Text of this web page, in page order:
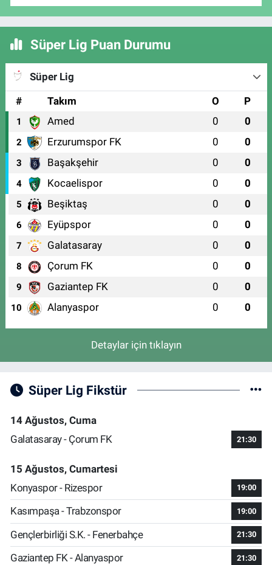
Süper Lig Puan Durumu
Süper Lig
#
Takım O P
1 Amed 0 0
2 Erzurumspor FK 0 0
3 Başakşehir 0 0
4 Kocaelispor 0 0
5 Beşiktaş 0 0
6 Eyüpspor 0 0
7 Galatasaray 0 0
8 Çorum FK 0 0
9 Gaziantep FK 0 0
10 Alanyaspor 0 0
Detaylar için tıklayın
Süper Lig Fikstür
14 Ağustos, Cuma
Galatasaray - Çorum FK
21:30
15 Ağustos, Cumartesi
Konyaspor - Rizespor
19:00
Kasımpaşa - Trabzonspor 19:00
Gençlerbirliği S.K. - Fenerbahçe 21:30
Gaziantep FK - Alanyaspor 21:30